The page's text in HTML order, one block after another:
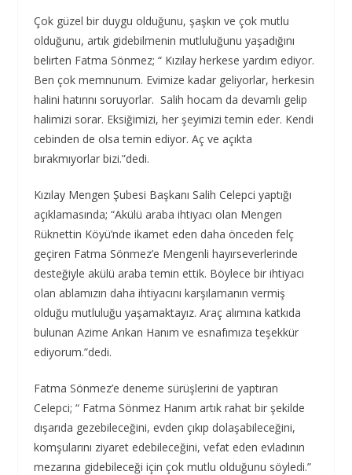
Çok güzel bir duygu olduğunu, şaşkın ve çok mutlu
olduğunu, artık gidebilmenin mutluluğunu yaşadığını
belirten Fatma Sönmez; “ Kızılay herkese yardım ediyor.
Ben çok memnunum. Evimize kadar geliyorlar, herkesin
halini hatırını soruyorlar. Salih hocam da devamlı gelip
halimizi sorar. Eksiğimizi, her şeyimizi temin eder. Kendi
cebinden de olsa temin ediyor. Aç ve açıkta
bırakmıyorlar bizi.”dedi.
Kızılay Mengen Şubesi Başkanı Salih Celepci yaptığı
açıklamasında; “Akülü araba ihtiyacı olan Mengen
Rüknettin Köyü’nde ikamet eden daha önceden felç
geçiren Fatma Sönmez’e Mengenli hayırseverlerinde
desteğiyle akülü araba temin ettik. Böylece bir ihtiyacı
olan ablamızın daha ihtiyacını karşılamanın vermiş
olduğu mutluluğu yaşamaktayız. Araç alımına katkıda
bulunan Azime Arıkan Hanım ve esnafımıza teşekkür
ediyorum.”dedi.
Fatma Sönmez’e deneme sürüşlerini de yaptıran
Celepci; “ Fatma Sönmez Hanım artık rahat bir şekilde
dışarıda gezebileceğini, evden çıkıp dolaşabileceğini,
komşularını ziyaret edebileceğini, vefat eden evladının
mezarına gidebileceği için çok mutlu olduğunu söyledi.”